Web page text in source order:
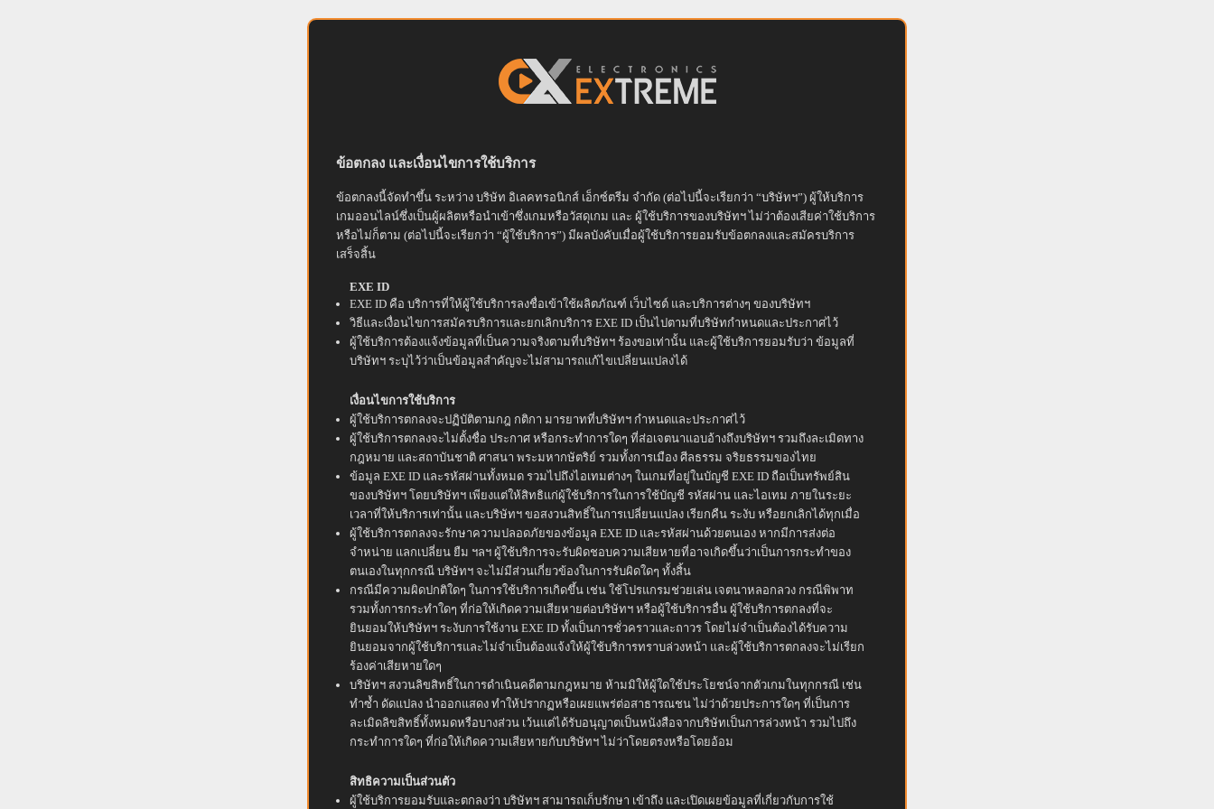
ข้อตกลง และเงื่อนไขการใช้บริการ
ข้อตกลงนี้จัดทำขึ้น ระหว่าง บริษัท อิเลคทรอนิกส์ เอ็กซ์ตรีม จำกัด (ต่อไปนี้จะเรียกว่า “บริษัทฯ”) ผู้ให้บริการ
เกมออนไลน์ซึ่งเป็นผู้ผลิตหรือนำเข้าซึ่งเกมหรือวัสดุเกม และ ผู้ใช้บริการของบริษัทฯ ไม่ว่าต้องเสียค่าใช้บริการ
หรือไม่ก็ตาม (ต่อไปนี้จะเรียกว่า “ผู้ใช้บริการ”) มีผลบังคับเมื่อผู้ใช้บริการยอมรับข้อตกลงและสมัครบริการ
เสร็จสิ้น
EXE ID
EXE ID คือ บริการที่ให้ผู้ใช้บริการลงชื่อเข้าใช้ผลิตภัณฑ์ เว็บไซต์ และบริการต่างๆ ของบริษัทฯ
วิธีและเงื่อนไขการสมัครบริการและยกเลิกบริการ EXE ID เป็นไปตามที่บริษัทกำหนดและประกาศไว้
ผู้ใช้บริการต้องแจ้งข้อมูลที่เป็นความจริงตามที่บริษัทฯ ร้องขอเท่านั้น และผู้ใช้บริการยอมรับว่า ข้อมูลที่
บริษัทฯ ระบุไว้ว่าเป็นข้อมูลสำคัญจะไม่สามารถแก้ไขเปลี่ยนแปลงได้
เงื่อนไขการใช้บริการ
ผู้ใช้บริการตกลงจะปฏิบัติตามกฎ กติกา มารยาทที่บริษัทฯ กำหนดและประกาศไว้
ผู้ใช้บริการตกลงจะไม่ตั้งชื่อ ประกาศ หรือกระทำการใดๆ ที่ส่อเจตนาแอบอ้างถึงบริษัทฯ รวมถึงละเมิดทาง
กฎหมาย และสถาบันชาติ ศาสนา พระมหากษัตริย์ รวมทั้งการเมือง ศีลธรรม จริยธรรมของไทย
ข้อมูล EXE ID และรหัสผ่านทั้งหมด รวมไปถึงไอเทมต่างๆ ในเกมที่อยู่ในบัญชี EXE ID ถือเป็นทรัพย์สิน
ของบริษัทฯ โดยบริษัทฯ เพียงแต่ให้สิทธิแก่ผู้ใช้บริการในการใช้บัญชี รหัสผ่าน และไอเทม ภายในระยะ
เวลาที่ให้บริการเท่านั้น และบริษัทฯ ขอสงวนสิทธิ์ในการเปลี่ยนแปลง เรียกคืน ระงับ หรือยกเลิกได้ทุกเมื่อ
ผู้ใช้บริการตกลงจะรักษาความปลอดภัยของข้อมูล EXE ID และรหัสผ่านด้วยตนเอง หากมีการส่งต่อ
จำหน่าย แลกเปลี่ยน ยืม ฯลฯ ผู้ใช้บริการจะรับผิดชอบความเสียหายที่อาจเกิดขึ้นว่าเป็นการกระทำของ
ตนเองในทุกกรณี บริษัทฯ จะไม่มีส่วนเกี่ยวข้องในการรับผิดใดๆ ทั้งสิ้น
กรณีมีความผิดปกติใดๆ ในการใช้บริการเกิดขึ้น เช่น ใช้โปรแกรมช่วยเล่น เจตนาหลอกลวง กรณีพิพาท
รวมทั้งการกระทำใดๆ ที่ก่อให้เกิดความเสียหายต่อบริษัทฯ หรือผู้ใช้บริการอื่น ผู้ใช้บริการตกลงที่จะ
ยินยอมให้บริษัทฯ ระงับการใช้งาน EXE ID ทั้งเป็นการชั่วคราวและถาวร โดยไม่จำเป็นต้องได้รับความ
ยินยอมจากผู้ใช้บริการและไม่จำเป็นต้องแจ้งให้ผู้ใช้บริการทราบล่วงหน้า และผู้ใช้บริการตกลงจะไม่เรียก
ร้องค่าเสียหายใดๆ
บริษัทฯ สงวนลิขสิทธิ์ในการดำเนินคดีตามกฎหมาย ห้ามมิให้ผู้ใดใช้ประโยชน์จากตัวเกมในทุกกรณี เช่น
ทำซ้ำ ดัดแปลง นำออกแสดง ทำให้ปรากฏหรือเผยแพร่ต่อสาธารณชน ไม่ว่าด้วยประการใดๆ ที่เป็นการ
ละเมิดลิขสิทธิ์ทั้งหมดหรือบางส่วน เว้นแต่ได้รับอนุญาตเป็นหนังสือจากบริษัทเป็นการล่วงหน้า รวมไปถึง
กระทำการใดๆ ที่ก่อให้เกิดความเสียหายกับบริษัทฯ ไม่ว่าโดยตรงหรือโดยอ้อม
สิทธิความเป็นส่วนตัว
ผู้ใช้บริการยอมรับและตกลงว่า บริษัทฯ สามารถเก็บรักษา เข้าถึง และเปิดเผยข้อมูลที่เกี่ยวกับการใช้